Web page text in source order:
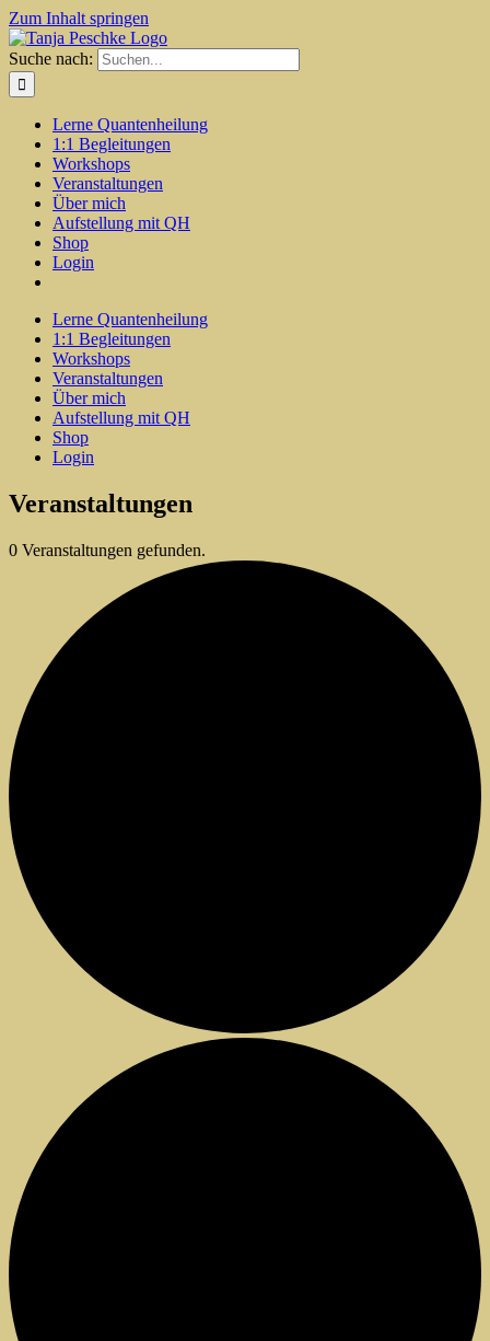
Zum Inhalt springen
Suche nach:
Lerne Quantenheilung
1:1 Begleitungen
Workshops
Veranstaltungen
Über mich
Aufstellung mit QH
Shop
Login
Lerne Quantenheilung
1:1 Begleitungen
Workshops
Veranstaltungen
Über mich
Aufstellung mit QH
Shop
Login
Veranstaltungen
0 Veranstaltungen gefunden.